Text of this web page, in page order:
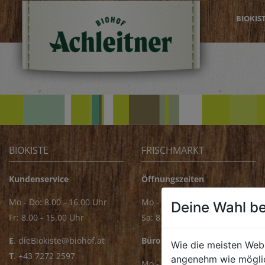
BIOKISTE
Kundenservice
Mo - Do: 8.00 - 16.00 Uhr
Fr: 8.00 - 15.00 Uhr
E. dieBiokiste@biohof.at
T. +43 7272 2597
FRISCHMARKT
Öffnungszeiten
Mo - Fr: 8.00 - 18.00 Uhr
Sa: 8.00 - 14.00 Uhr
Bürozeiten
Deine Wahl
Wie die meisten
angenehm wie